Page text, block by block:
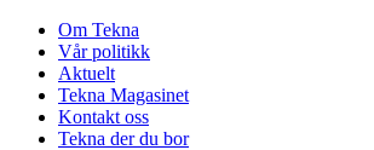
Om Tekna
Vår politikk
Aktuelt
Tekna Magasinet
Kontakt oss
Tekna der du bor